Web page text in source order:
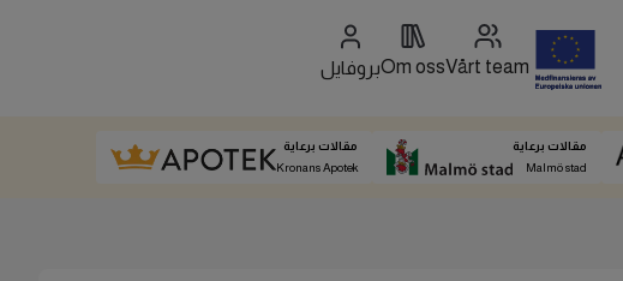
Vårt team
Om ossبروفايل
مقالات برعاية
Malmö stad
مقالات برعاية
Kronans Apotek